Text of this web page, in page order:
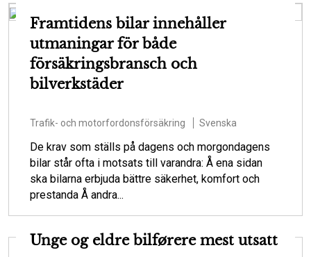
Framtidens bilar innehåller
utmaningar för både
försäkringsbransch och
bilverkstäder
Trafik- och motorfordonsförsäkring Svenska
De krav som ställs på dagens och morgondagens
bilar står ofta i motsats till varandra: Å ena sidan
ska bilarna erbjuda bättre säkerhet, komfort och
prestanda Å andra...
Unge og eldre bilførere mest utsatt